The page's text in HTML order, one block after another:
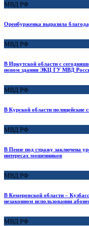
МВД РФ
Оренбурженка выразила
МВД РФ
В Иркутской области с
новом здании ЭКЦ ГУ МВД
МВД РФ
В Курской области полицейские
МВД РФ
В Пензе под стражу заключена
интересах мошенников
МВД РФ
В Кемеровской области –
незаконном использовании
МВД РФ